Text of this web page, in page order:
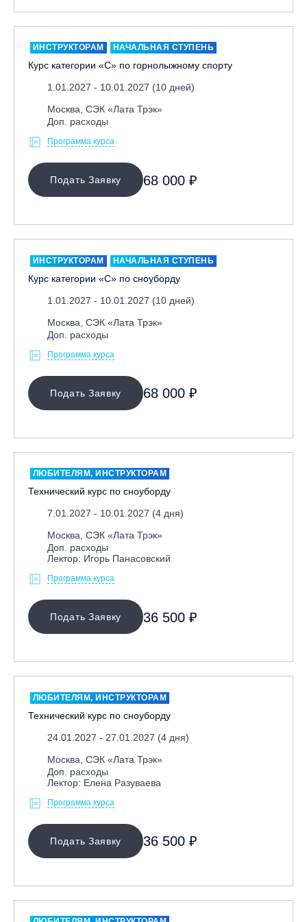
Москва, Парк «Ходынское поле»
Москва, Скалодром "Атмосфера"
Московская обл., ВГК «Лисья Гора»
Московская обл., ГК Леонида Тягачёва
Московская обл., п. Чулково, ГК «Гая Северина»
Московская обл., Сергиев Посад, вейк парк Boardberry
Новосибирск, ГЛК «Горский»
Пермский край., ГЛЦ «Губаха»
Пермь, ГК «Жебреи»
Приморский край, ГЛК «Медвежья Долина»
Республика Алтай, ВК «Манжерок»
«Абзаково»
Самара, ГЛК «СОК»
Санкт-Петербург, Скейт-парк под мостом Бетанкура
Сочи, ГК «Роза Хутор»
Уфа,СШОР ПО БИАТЛОНУ РБ
Челябинская обл., Миасс, Вейк-клуб «Мастер»
Чусовой, ГК «Такман»
Южно-Сахалинск, СТК «Горный воздух»
Ярославль, СП «Изгиб»
ИНСТРУКТОРАМ НАЧАЛЬНАЯ СТУПЕНЬ
Курс категории «С» по горнолыжному спорту
1.01.2027 - 10.01.2027 (10 дней)
Москва, СЭК «Лата Трэк»
Доп. расходы
Программа курса
Подать Заявку 68 000 ₽
ИНСТРУКТОРАМ НАЧАЛЬНАЯ СТУПЕНЬ
Курс категории «С» по сноуборду
1.01.2027 - 10.01.2027 (10 дней)
Москва, СЭК «Лата Трэк»
Доп. расходы
Программа курса
Подать Заявку 68 000 ₽
ЛЮБИТЕЛЯМ, ИНСТРУКТОРАМ
Технический курс по сноуборду
7.01.2027 - 10.01.2027 (4 дня)
Москва, СЭК «Лата Трэк»
Доп. расходы
Лектор: Игорь Панасовский
Программа курса
Подать Заявку 36 500 ₽
ЛЮБИТЕЛЯМ, ИНСТРУКТОРАМ
Технический курс по сноуборду
24.01.2027 - 27.01.2027 (4 дня)
Москва, СЭК «Лата Трэк»
Доп. расходы
Лектор: Елена Разуваева
Программа курса
Подать Заявку 36 500 ₽